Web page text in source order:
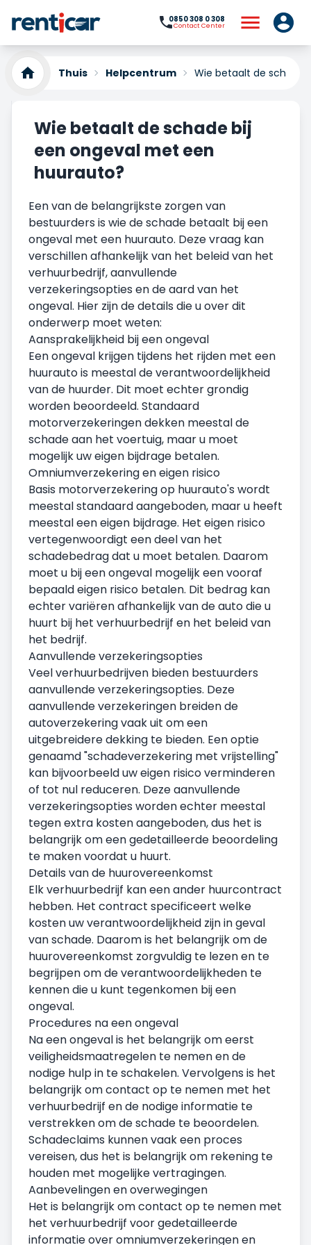
0850 308 0 308
Contact Center
Thuis Helpcentrum Wie betaalt de schade
Wie betaalt de schade bij
een ongeval met een
huurauto?
Een van de belangrijkste zorgen van
bestuurders is wie de schade betaalt bij een
ongeval met een huurauto. Deze vraag kan
verschillen afhankelijk van het beleid van het
verhuurbedrijf, aanvullende
verzekeringsopties en de aard van het
ongeval. Hier zijn de details die u over dit
onderwerp moet weten:
Aansprakelijkheid bij een ongeval
Een ongeval krijgen tijdens het rijden met een
huurauto is meestal de verantwoordelijkheid
van de huurder. Dit moet echter grondig
worden beoordeeld. Standaard
motorverzekeringen dekken meestal de
schade aan het voertuig, maar u moet
mogelijk uw eigen bijdrage betalen.
Omniumverzekering en eigen risico
Basis motorverzekering op huurauto's wordt
meestal standaard aangeboden, maar u heeft
meestal een eigen bijdrage. Het eigen risico
vertegenwoordigt een deel van het
schadebedrag dat u moet betalen. Daarom
moet u bij een ongeval mogelijk een vooraf
bepaald eigen risico betalen. Dit bedrag kan
echter variëren afhankelijk van de auto die u
huurt bij het verhuurbedrijf en het beleid van
het bedrijf.
Aanvullende verzekeringsopties
Veel verhuurbedrijven bieden bestuurders
aanvullende verzekeringsopties. Deze
aanvullende verzekeringen breiden de
autoverzekering vaak uit om een
uitgebreidere dekking te bieden. Een optie
genaamd "schadeverzekering met vrijstelling"
kan bijvoorbeeld uw eigen risico verminderen
of tot nul reduceren. Deze aanvullende
verzekeringsopties worden echter meestal
tegen extra kosten aangeboden, dus het is
belangrijk om een gedetailleerde beoordeling
te maken voordat u huurt.
Details van de huurovereenkomst
Elk verhuurbedrijf kan een ander huurcontract
hebben. Het contract specificeert welke
kosten uw verantwoordelijkheid zijn in geval
van schade. Daarom is het belangrijk om de
huurovereenkomst zorgvuldig te lezen en te
begrijpen om de verantwoordelijkheden te
kennen die u kunt tegenkomen bij een
ongeval.
Procedures na een ongeval
Na een ongeval is het belangrijk om eerst
veiligheidsmaatregelen te nemen en de
nodige hulp in te schakelen. Vervolgens is het
belangrijk om contact op te nemen met het
verhuurbedrijf en de nodige informatie te
verstrekken om de schade te beoordelen.
Schadeclaims kunnen vaak een proces
vereisen, dus het is belangrijk om rekening te
houden met mogelijke vertragingen.
Aanbevelingen en overwegingen
Het is belangrijk om contact op te nemen met
het verhuurbedrijf voor gedetailleerde
informatie over omniumverzekeringen en